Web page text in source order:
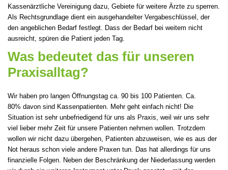
Kassenärztliche Vereinigung dazu, Gebiete für weitere Ärzte zu sperren.
Als Rechtsgrundlage dient ein ausgehandelter Vergabeschlüssel, der
den angeblichen Bedarf festlegt. Dass der Bedarf bei weitem nicht
ausreicht, spüren die Patient jeden Tag.
Was bedeutet das für unseren
Praxisalltag?
Wir haben pro langen Öffnungstag ca. 90 bis 100 Patienten. Ca.
80% davon sind Kassenpatienten. Mehr geht einfach nicht! Die
Situation ist sehr unbefriedigend für uns als Praxis, weil wir uns sehr
viel lieber mehr Zeit für unsere Patienten nehmen wollen. Trotzdem
wollen wir nicht dazu übergehen, Patienten abzuweisen, wie es aus der
Not heraus schon viele andere Praxen tun. Das hat allerdings für uns
finanzielle Folgen. Neben der Beschränkung der Niederlassung werden